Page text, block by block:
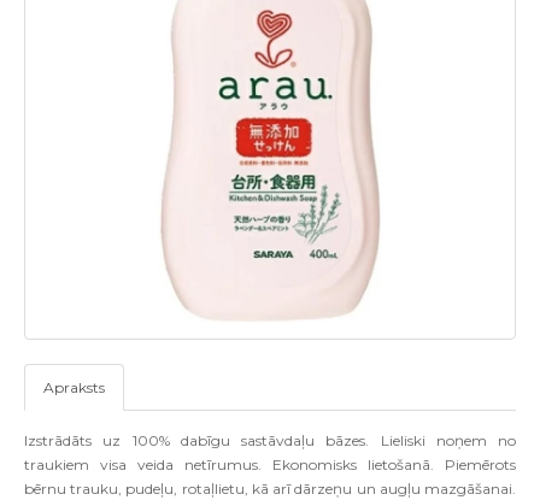
Apraksts
Izstrādāts uz 100% dabīgu sastāvdaļu bāzes. Lieliski noņem no
traukiem visa veida netīrumus. Ekonomisks lietošanā. Piemērots
bērnu trauku, pudeļu, rotaļlietu, kā arī dārzeņu un augļu mazgāšanai.